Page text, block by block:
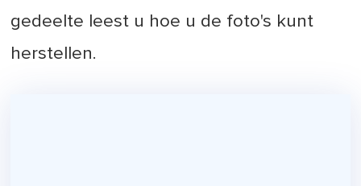
gedeelte leest u hoe u de foto's kunt
herstellen.